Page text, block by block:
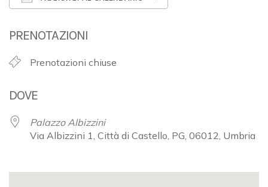
PRENOTAZIONI
Prenotazioni chiuse
DOVE
Palazzo Albizzini
Via Albizzini 1, Città di Castello, PG, 06012, Umbria